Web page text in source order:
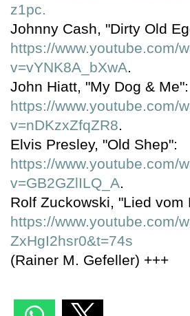
z1pc.
Johnny Cash, "Dirty Old
https://www.youtube.com/
v=vYNK8A_bXwA
John Hiatt, "My Dog & Me":
https://www.youtube.com/
v=nDKzxZfqZR8
Elvis Presley, "Old Shep":
https://www.youtube.com/
v=GB2GZlILQ_A
Rolf Zuckowski, "Lied vom
https://www.youtube.com/
ZxHgI2hsr0&t=74s
(Rainer M. Gefeller) +++